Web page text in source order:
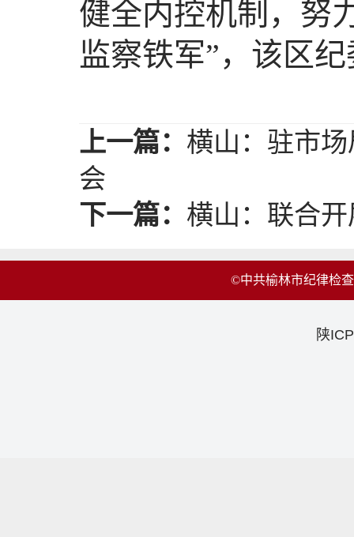
健全内控机制，努
监察铁军”，该区
上一篇： 横山：驻市
会
下一篇： 横山：联合
©中共榆林市纪律检
陕